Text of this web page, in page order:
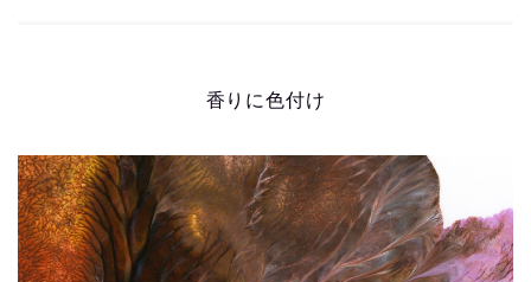
香りに色付け